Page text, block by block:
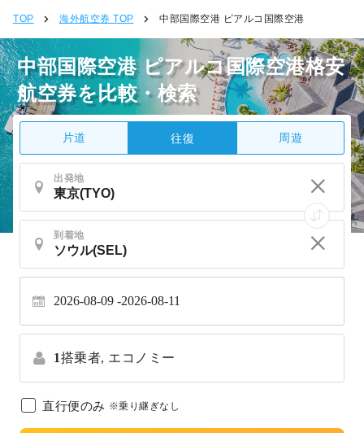
TOP 海外航空券 TOP 中部国際空港 ピアルコ国際空港
中部国際空港 ピアルコ国際空港格安
航空券を比較・検索
片道 往復 周遊
出発地
到着地
2026-08-09 2026-08-11
1搭乗者, エコノミー
直行便のみ ※乗り継ぎなし